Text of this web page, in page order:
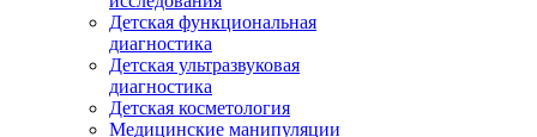
Детская функциональная
диагностика
Детская ультразвуковая
диагностика
Детская косметология
Медицинские манипуляции